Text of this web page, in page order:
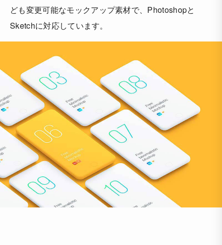
ども変更可能なモックアップ素材で、Photoshopと
Sketchに対応しています。